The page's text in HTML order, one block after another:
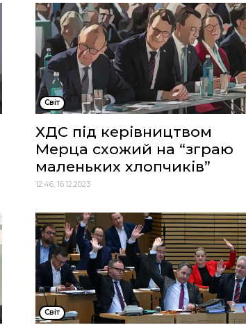
Cвіт
ХДС під керівництвом
Мерца схожий на “зграю
маленьких хлопчиків”
12:46, 16.12.2023
Cвіт